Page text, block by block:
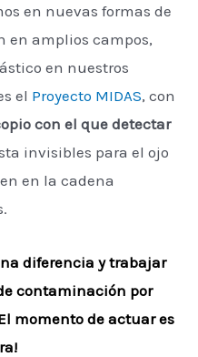
en nuevas formas de
en amplios campos,
en nuestros
el Proyecto MIDAS, con
con el que detectar
invisibles para el ojo
en la cadena
diferencia y trabajar
contaminación por
momento de actuar es